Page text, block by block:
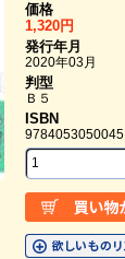
価格
1,320円
発行年月
2020年03月
判型
Ｂ５
ISBN
9784053050045